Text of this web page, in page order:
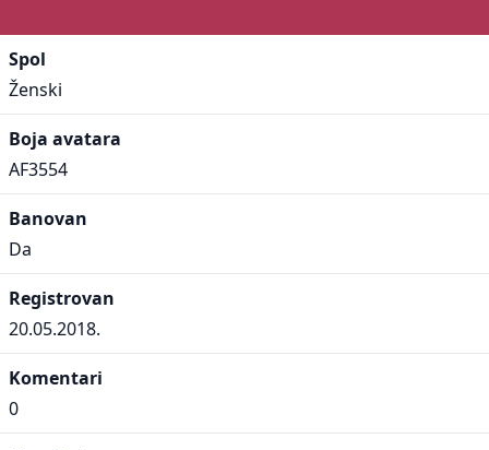
Spol
Ženski
Boja avatara
AF3554
Banovan
Da
Registrovan
20.05.2018.
Komentari
0